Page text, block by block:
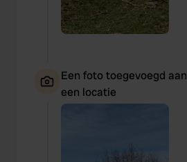
Een foto toegevoegd aan
een locatie